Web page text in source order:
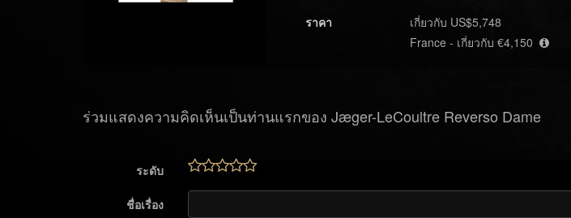
ราคา
เกี่ยวกับ US$5,748
France - เกี่ยวกับ €4,150
ร่วมแสดงความคิดเห็นเป็นท่านแรกของ Jæger-LeCoultre Reverso Dame
ระดับ
ชื่อเรื่อง